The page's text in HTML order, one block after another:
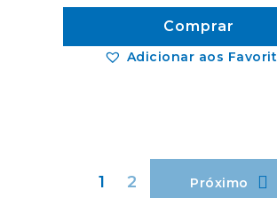
Adicionar aos
Comprar
1 2 Próximo